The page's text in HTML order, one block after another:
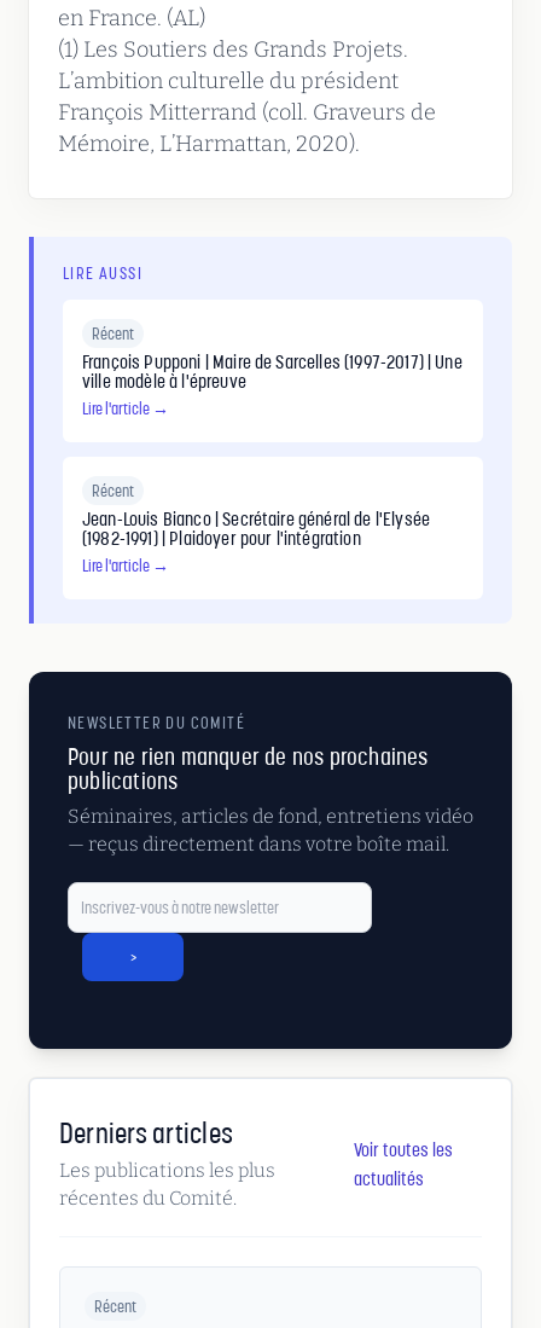
en France. (AL)
(1) Les Soutiers des Grands Projets.
L’ambition culturelle du président
François Mitterrand (coll. Graveurs de
Mémoire, L’Harmattan, 2020).
LIRE AUSSI
Récent
François Pupponi | Maire de Sarcelles (1997-2017) | Une
ville modèle à l'épreuve
Lire l'article →
Récent
Jean-Louis Bianco | Secrétaire général de l'Elysée
(1982-1991) | Plaidoyer pour l'intégration
Lire l'article →
NEWSLETTER DU COMITÉ
Pour ne rien manquer de nos prochaines
publications
Séminaires, articles de fond, entretiens vidéo
— reçus directement dans votre boîte mail.
>
Derniers articles
Les publications les plus
récentes du Comité.
Voir toutes les
actualités
Récent